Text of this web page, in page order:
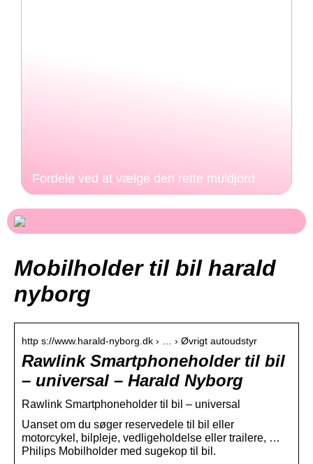
Fordele ved at vælge den rette muldjord
Mobilholder til bil harald
nyborg
http s://www.harald-nyborg.dk › … › Øvrigt autoudstyr
Rawlink Smartphoneholder til bil
– universal – Harald Nyborg
Rawlink Smartphoneholder til bil – universal
Uanset om du søger reservedele til bil eller
motorcykel, bilpleje, vedligeholdelse eller trailere, …
Philips Mobilholder med sugekop til bil.